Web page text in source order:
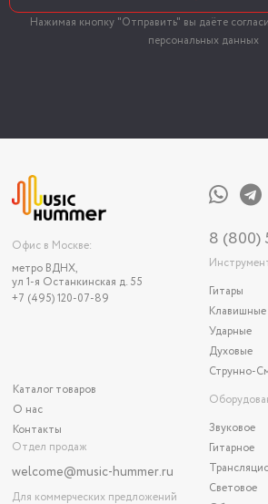
Нажимая кнопку "Отправить" вы даёте
персональных данных
Офис в Москве:
метро ВДНХ,
ул 1-я Останкинская д. 55
+7 (495) 120-07-89
Каталог товаров
О нас
Контакты
Отдел продаж
welcome@music-hummer.ru
Для коммерческих предложений
8 (800)
Гитары
Клавишные
Ударные
Духовые
Струнно-
Звуковое
Гитарное
Световое